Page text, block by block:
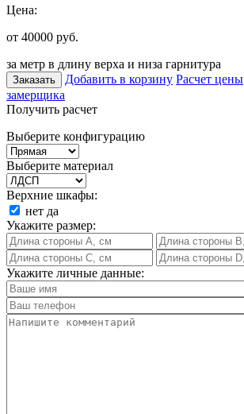
Цена:
от 40000 руб.
за метр в длину верха и низа гарнитура
Заказать Добавить в корзину Расчет цены
замерщика
Получить расчет
Выберите конфигурацию
Выберите материал
Верхние шкафы:
нет да
Укажите размер:
Укажите личные данные: